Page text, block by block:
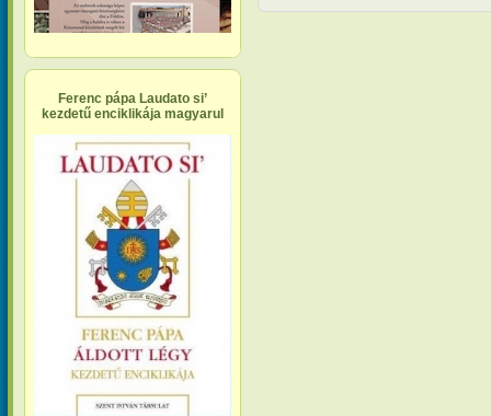
Ferenc pápa Laudato si’
kezdetű enciklikája magyarul